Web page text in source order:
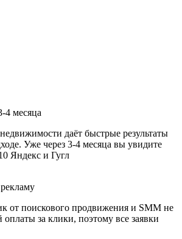
4 месяца
даёт быстрые результаты
Уже через 3-4 месяца вы увидите
Яндекс и Гугл
от поискового продвижения и SMM не
оплаты за клики, поэтому все заявки